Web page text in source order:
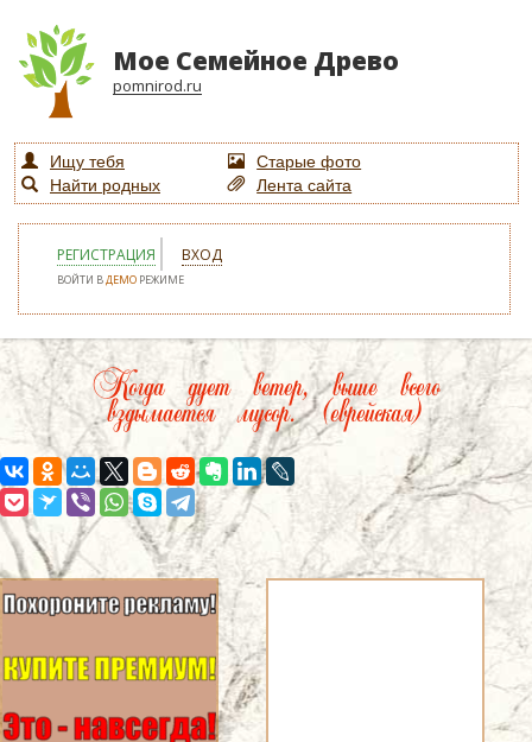
Мое Семейное Древо
pomnirod.ru
Ищу тебя
Старые фото
Найти родных
Лента сайта
РЕГИСТРАЦИЯ ВХОД
ВОЙТИ ВДЕМО РЕЖИМЕ
Когда дует ветер, выше всего
вздымается мусор. (еврейская)